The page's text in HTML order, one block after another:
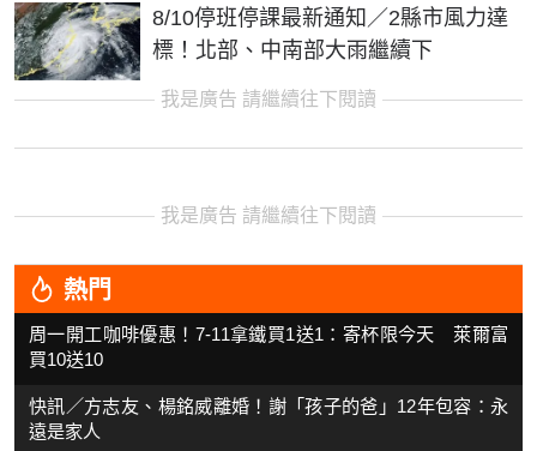
8/10停班停課最新通知／2縣市風力達
標！北部、中南部大雨繼續下
我是廣告 請繼續往下閱讀
我是廣告 請繼續往下閱讀
熱門
周一開工咖啡優惠！7-11拿鐵買1送1：寄杯限今天 萊爾富
買10送10
快訊／方志友、楊銘威離婚！謝「孩子的爸」12年包容：永
遠是家人